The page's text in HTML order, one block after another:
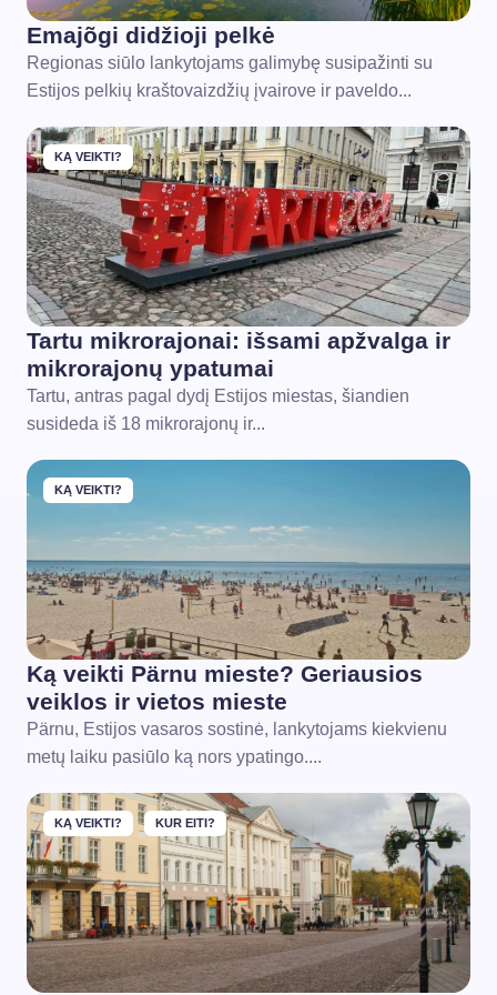
Emajõgi didžioji pelkė
Regionas siūlo lankytojams galimybę susipažinti su
Estijos pelkių kraštovaizdžių įvairove ir paveldo...
KĄ VEIKTI?
Tartu mikrorajonai: išsami apžvalga ir
mikrorajonų ypatumai
Tartu, antras pagal dydį Estijos miestas, šiandien
susideda iš 18 mikrorajonų ir...
KĄ VEIKTI?
Ką veikti Pärnu mieste? Geriausios
veiklos ir vietos mieste
Pärnu, Estijos vasaros sostinė, lankytojams kiekvienu
metų laiku pasiūlo ką nors ypatingo....
KĄ VEIKTI? KUR EITI?